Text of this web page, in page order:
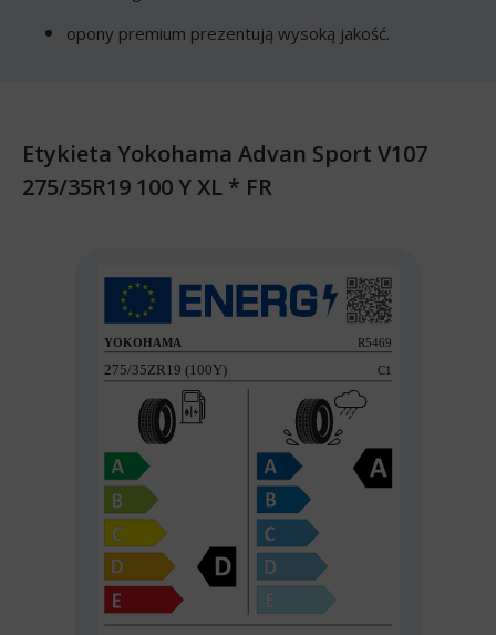
opony premium prezentują wysoką jakość.
Etykieta Yokohama Advan Sport V107
275/35R19 100 Y XL * FR